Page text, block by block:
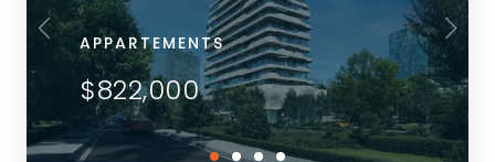
APPARTEMENTS
$822,000